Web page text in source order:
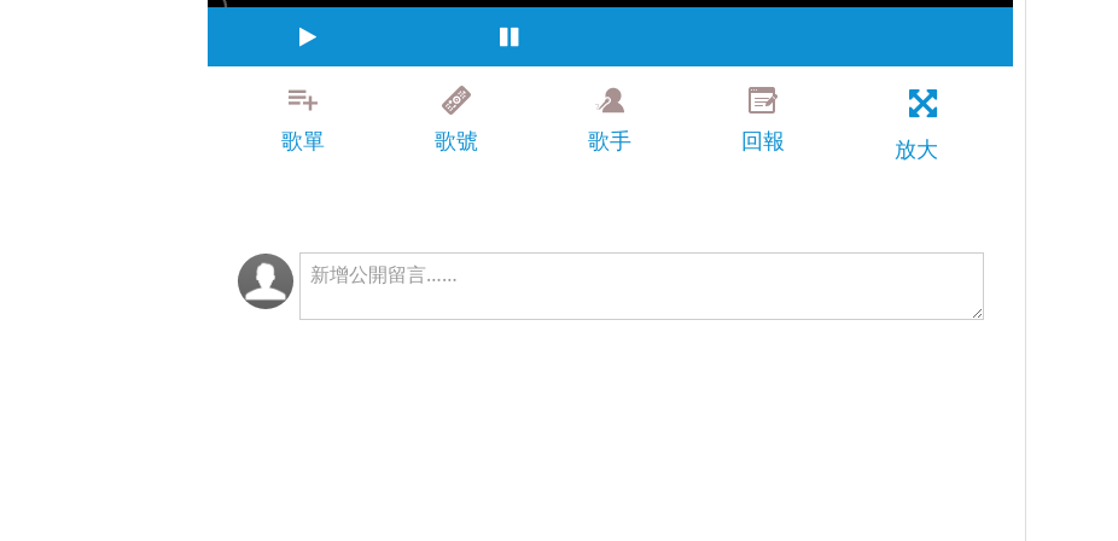
歌單 歌號 歌手 回報 放大